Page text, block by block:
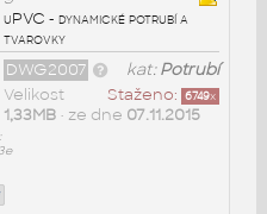
uPVC - dynamické potrubí a
tvarovky
kat:Potrubí
DWG2007
Staženo: 6749x
Velikost
1,33MB• ze dne 07.11.2015